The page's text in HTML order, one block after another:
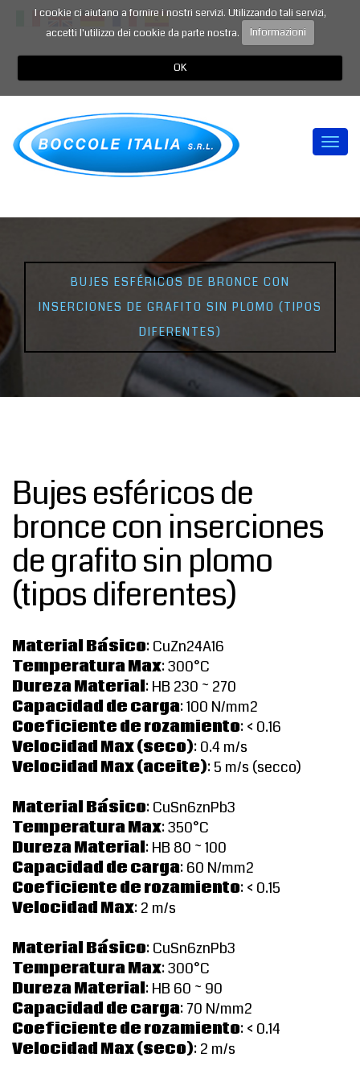
I cookie ci aiutano a fornire i nostri servizi. Utilizzando tali servizi,
accetti l'utilizzo dei cookie da parte nostra.
Informazioni
OK
BUJES ESFÉRICOS DE BRONCE CON
INSERCIONES DE GRAFITO SIN PLOMO (TIPOS
DIFERENTES)
Bujes esféricos de
bronce con inserciones
de grafito sin plomo
(tipos diferentes)
Material Básico: CuZn24A16
Temperatura Max: 300°C
Dureza Material: HB 230 ~ 270
Capacidad de carga: 100 N/mm2
Coeficiente de rozamiento: < 0.16
Velocidad Max (seco): 0.4 m/s
Velocidad Max (aceite): 5 m/s (secco)
Material Básico: CuSn6znPb3
Temperatura Max: 350°C
Dureza Material: HB 80 ~ 100
Capacidad de carga: 60 N/mm2
Coeficiente de rozamiento: < 0.15
Velocidad Max: 2 m/s
Material Básico: CuSn6znPb3
Temperatura Max: 300°C
Dureza Material: HB 60 ~ 90
Capacidad de carga: 70 N/mm2
Coeficiente de rozamiento: < 0.14
Velocidad Max (seco): 2 m/s